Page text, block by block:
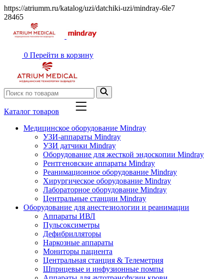
https://atriumm.ru/katalog/uzi/datchiki-uzi/mindray-6le7
28465
0 Перейти в корзину
Каталог товаров
Медицинское оборудование Mindray
УЗИ-аппараты Mindray
УЗИ датчики Mindray
Оборудование для жесткой эндоскопии Mindray
Рентгеновские аппараты Mindray
Реанимационное оборудование Mindray
Хирургическое оборудование Mindray
Лабораторное оборудование Mindray
Центральные станции Mindray
Оборудование для анестезиологии и реанимации
Аппараты ИВЛ
Пульсоксиметры
Дефибрилляторы
Наркозные аппараты
Мониторы пациента
Центральная станция & Телеметрия
Шприцевые и инфузионные помпы